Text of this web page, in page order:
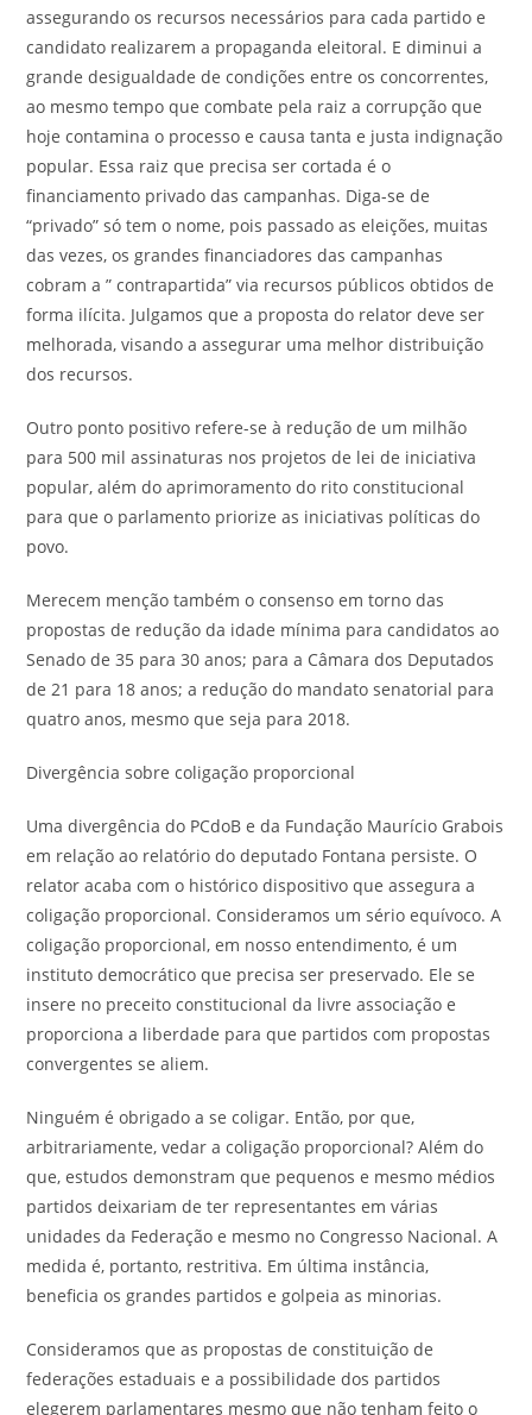
assegurando os recursos necessários para cada partido e
candidato realizarem a propaganda eleitoral. E diminui a
grande desigualdade de condições entre os concorrentes,
ao mesmo tempo que combate pela raiz a corrupção que
hoje contamina o processo e causa tanta e justa indignação
popular. Essa raiz que precisa ser cortada é o
financiamento privado das campanhas. Diga-se de
“privado” só tem o nome, pois passado as eleições, muitas
das vezes, os grandes financiadores das campanhas
cobram a ” contrapartida” via recursos públicos obtidos de
forma ilícita. Julgamos que a proposta do relator deve ser
melhorada, visando a assegurar uma melhor distribuição
dos recursos.
Outro ponto positivo refere-se à redução de um milhão
para 500 mil assinaturas nos projetos de lei de iniciativa
popular, além do aprimoramento do rito constitucional
para que o parlamento priorize as iniciativas políticas do
povo.
Merecem menção também o consenso em torno das
propostas de redução da idade mínima para candidatos ao
Senado de 35 para 30 anos; para a Câmara dos Deputados
de 21 para 18 anos; a redução do mandato senatorial para
quatro anos, mesmo que seja para 2018.
Divergência sobre coligação proporcional
Uma divergência do PCdoB e da Fundação Maurício Grabois
em relação ao relatório do deputado Fontana persiste. O
relator acaba com o histórico dispositivo que assegura a
coligação proporcional. Consideramos um sério equívoco. A
coligação proporcional, em nosso entendimento, é um
instituto democrático que precisa ser preservado. Ele se
insere no preceito constitucional da livre associação e
proporciona a liberdade para que partidos com propostas
convergentes se aliem.
Ninguém é obrigado a se coligar. Então, por que,
arbitrariamente, vedar a coligação proporcional? Além do
que, estudos demonstram que pequenos e mesmo médios
partidos deixariam de ter representantes em várias
unidades da Federação e mesmo no Congresso Nacional. A
medida é, portanto, restritiva. Em última instância,
beneficia os grandes partidos e golpeia as minorias.
Consideramos que as propostas de constituição de
federações estaduais e a possibilidade dos partidos
elegerem parlamentares mesmo que não tenham feito o